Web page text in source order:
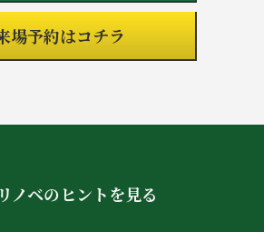
場予約はコチラ
ノベのヒントを見る